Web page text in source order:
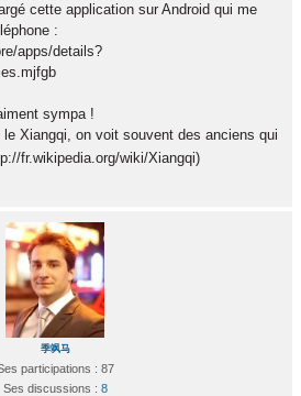
cette application sur Android qui me
:
apps/details?
sympa !
Xiangqi, on voit souvent des anciens qui
fr.wikipedia.org/wiki/Xiangqi)
季飒马
participations : 87
Ses discussions : 8